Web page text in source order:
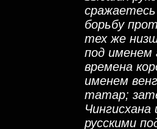
борьбу
тех же
под именем
времена
именем
татар;
русскими